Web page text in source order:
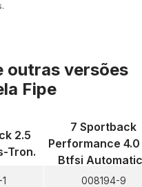
outras versões
Fipe
2.5
Tron.
7 Sportback
Performance
Btfsi
008194-9